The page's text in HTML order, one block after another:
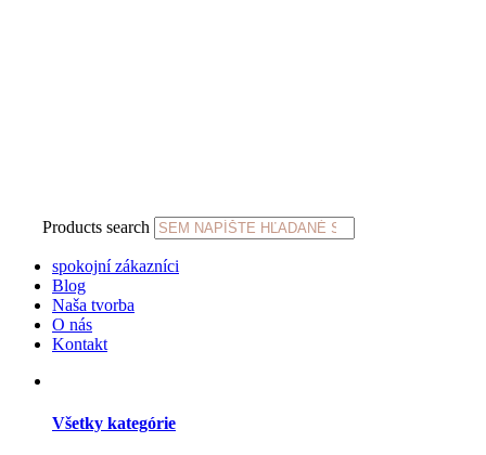
Products search
spokojní zákazníci
Blog
Naša tvorba
O nás
Kontakt
Všetky kategórie